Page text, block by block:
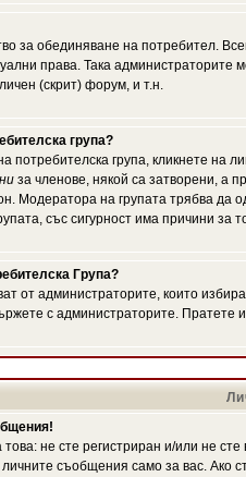
за обединяване на потребител.
права. Така
(скрит) форум, и т.н.
група?
потребителска група, кликнете на
за членове, някой са затворени, а
Модератора на групата трябва
със сигурност има причини за
Група?
от администраторите, които
с администраторите.
не сте регистриран и/или не
съобщения само за вас. Ако